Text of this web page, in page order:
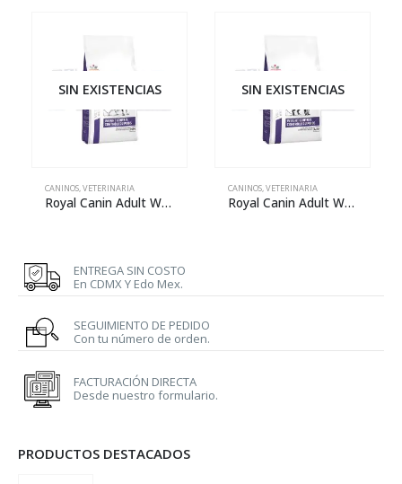
SIN EXISTENCIAS
CANINOS,VETERINARIA
Royal Canin Adult Weight Control Medium Dog – 8 kg
SIN EXISTENCIAS
CANINOS,VETERINARIA
Royal Canin Adult Weight Control Large Dog – 11 kg
ENTREGA SIN COSTO
En CDMX Y Edo Mex.
SEGUIMIENTO DE PEDIDO
Con tu número de orden.
FACTURACIÓN DIRECTA
Desde nuestro formulario.
PRODUCTOS DESTACADOS